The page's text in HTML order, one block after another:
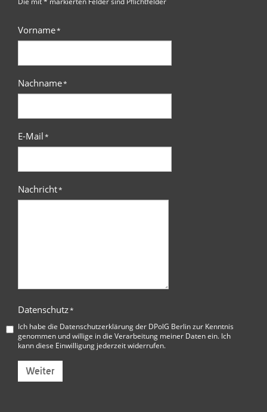
Vorname*
Nachname*
E-Mail*
Nachricht*
Datenschutz*
Ich habe die Datenschutzerklärung der DPolG Berlinzur Kenntnis
genommen und willige in die Verarbeitung meiner Daten ein. Ich
kann diese Einwilligung jederzeit widerrufen.
Weiter